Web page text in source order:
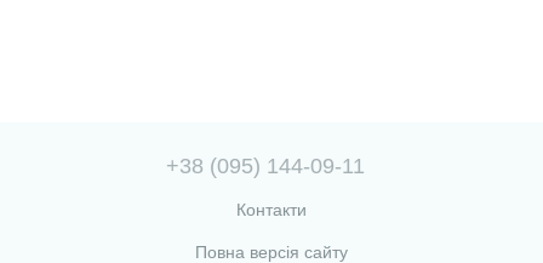
+38 (095) 144-09-11
Контакти
Повна версія сайту